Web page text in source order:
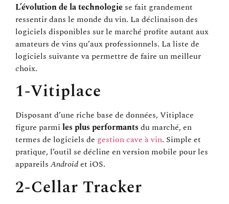
L’évolution de la technologie se fait grandement
ressentir dans le monde du vin. La déclinaison des
logiciels disponibles sur le marché profite autant aux
amateurs de vins qu’aux professionnels. La liste de
logiciels suivante va permettre de faire un meilleur
choix.
1-Vitiplace
Disposant d’une riche base de données, Vitiplace
figure parmi les plus performants du marché, en
termes de logiciels de gestion cave à vin. Simple et
pratique, l’outil se décline en version mobile pour les
appareils Androidet iOS.
2-Cellar Tracker